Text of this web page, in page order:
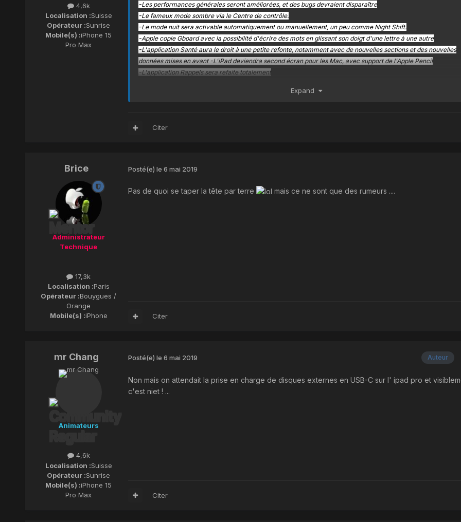
4,6k
Localisation :Suisse
Opérateur :Sunrise
Mobile(s) :iPhone 15
Pro Max
-Les performances générales seront améliorées, et des bugs devraient disparaître
-Le fameux mode sombre via le Centre de contrôle.
-Le mode nuit sera activable automatiquement ou manuellement, un peu comme Night Shift.
-Apple copie Gboard avec la possibilité d'écrire des mots en glissant son doigt d'une lettre à une autre
-L'application Santé aura le droit à une petite refonte, notamment avec de nouvelles sections et des nouvelles
données mises en avant -L'iPad deviendra second écran pour les Mac, avec support de l'Apple Pencil
-L'application Rappels sera refaite totalement
derniers pourront interdire l'envoi de messages et les appels à certains contacts selon des créneaux horaires
-Plans permettra de définir des lieux fréquents et comment s'y rendre plus facilement
-L'application Maison sera refaite
-Le HomePod reconnaîtra plusieurs voix Safari aura le droit à son gestionnaire de téléchargement
-L'iPad, lui, aura une nouvelle interface multitâche
Expand
Citer
Brice
Administrateur
Technique
17,3k
Localisation :Paris
Opérateur :Bouygues /
Orange
Mobile(s) :iPhone
Posté(e) le 6 mai 2019
Pas de quoi se taper la tête par terre mais ce ne sont que des rumeurs ....
Citer
mr Chang
Animateurs
4,6k
Localisation :Suisse
Opérateur :Sunrise
Mobile(s) :iPhone 15
Pro Max
Auteur
Posté(e) le 6 mai 2019
Non mais on attendait la prise en charge de disques externes en USB-C sur l' ipad pro et
c'est niet ! ...
Citer